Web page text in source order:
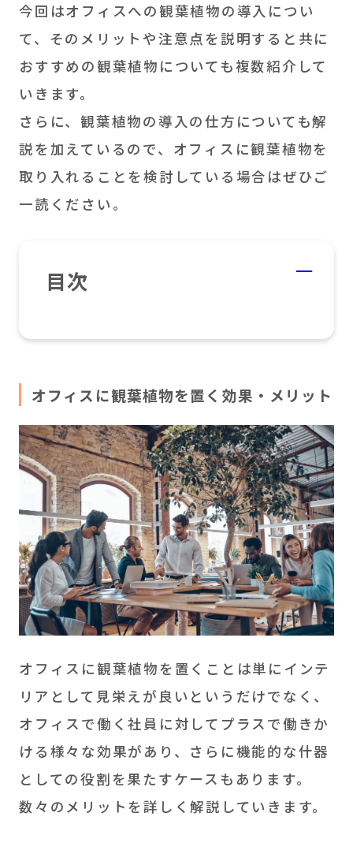
今回はオフィスへの観葉植物の導入につい
て、そのメリットや注意点を説明すると共に
おすすめの観葉植物についても複数紹介して
いきます。
さらに、観葉植物の導入の仕方についても解
説を加えているので、オフィスに観葉植物を
取り入れることを検討している場合はぜひご
一読ください。
目次
オフィスに観葉植物を置く効果・メリット
オフィスに観葉植物を置くことは単にインテ
リアとして見栄えが良いというだけでなく、
オフィスで働く社員に対してプラスで働きか
ける様々な効果があり、さらに機能的な什器
としての役割を果たすケースもあります。
数々のメリットを詳しく解説していきます。